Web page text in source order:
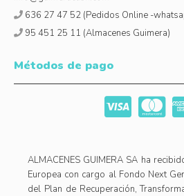
636 27 47 52 (Pedidos Online -
95 451 25 11 (Almacenes Guimera)
Métodos de pago
ALMACENES GUIMERA SA ha
Europea con cargo al Fondo Next
del Plan de Recuperación,